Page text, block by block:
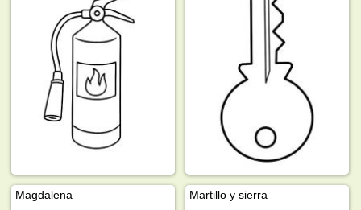
Magdalena Martillo y sierra